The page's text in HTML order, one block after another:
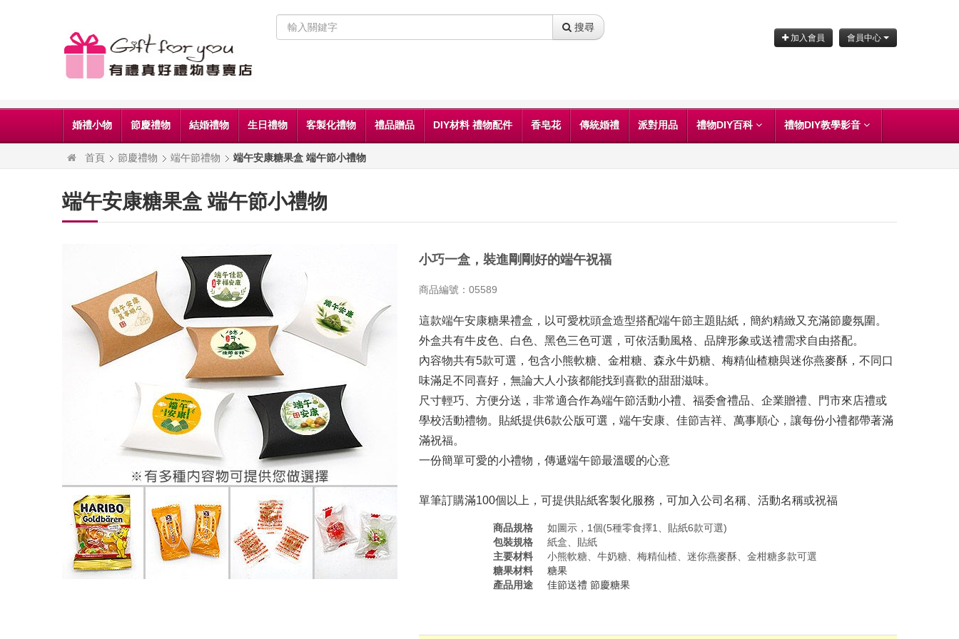
搜尋
加入會員 會員中心
婚禮小物 節慶禮物 結婚禮物 生日禮物 客製化禮物 禮品贈品 DIY材料 禮物配件 香皂花 傳統婚禮 派對用品 禮物DIY百科 禮物DIY教學影音
首頁 節慶禮物 端午節禮物 端午安康糖果盒 端午節小禮物
端午安康糖果盒 端午節小禮物
小巧一盒，裝進剛剛好的端午祝福
商品編號：05589
這款端午安康糖果禮盒，以可愛枕頭盒造型搭配端午節主題貼紙，簡約精緻又充滿節慶氛圍。
外盒共有牛皮色、白色、黑色三色可選，可依活動風格、品牌形象或送禮需求自由搭配。
內容物共有5款可選，包含小熊軟糖、金柑糖、森永牛奶糖、梅精仙楂糖與迷你燕麥酥，不同口
味滿足不同喜好，無論大人小孩都能找到喜歡的甜甜滋味。
尺寸輕巧、方便分送，非常適合作為端午節活動小禮、福委會禮品、企業贈禮、門市來店禮或
學校活動禮物。貼紙提供6款公版可選，端午安康、佳節吉祥、萬事順心，讓每份小禮都帶著滿
滿祝福。
一份簡單可愛的小禮物，傳遞端午節最溫暖的心意
單筆訂購滿100個以上，可提供貼紙客製化服務，可加入公司名稱、活動名稱或祝福
商品規格
如圖示，1個(5種零食擇1、貼紙6款可選)
包裝規格
紙盒、貼紙
主要材料
小熊軟糖、牛奶糖、梅精仙楂、迷你燕麥酥、金柑糖多款可選
糖果材料
糖果
產品用途
佳節送禮 節慶糖果